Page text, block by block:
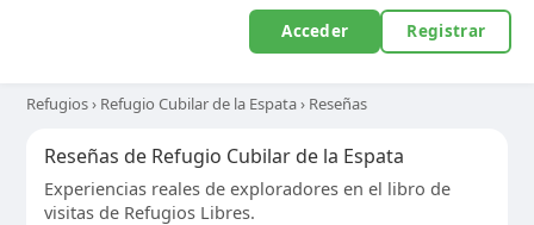
Acceder Registrar
Refugios› Refugio Cubilar de la Espata› Reseñas
Reseñas de Refugio Cubilar de la Espata
Experiencias reales de exploradores en el libro de
visitas de Refugios Libres.